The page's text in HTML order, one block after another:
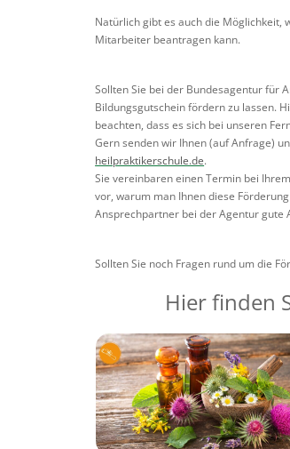
Natürlich gibt es auch die Möglichkeit,
Mitarbeiter beantragen kann.
Sollten Sie bei der Bundesagentur für
Bildungsgutschein fördern zu lassen.
beachten, dass es sich bei unseren
Gern senden wir Ihnen (auf Anfrage)
heilpraktikerschule.de.
Sie vereinbaren einen Termin bei
vor, warum man Ihnen diese
Ansprechpartner bei der Agentur gute
Sollten Sie noch Fragen rund um die
Hier finden